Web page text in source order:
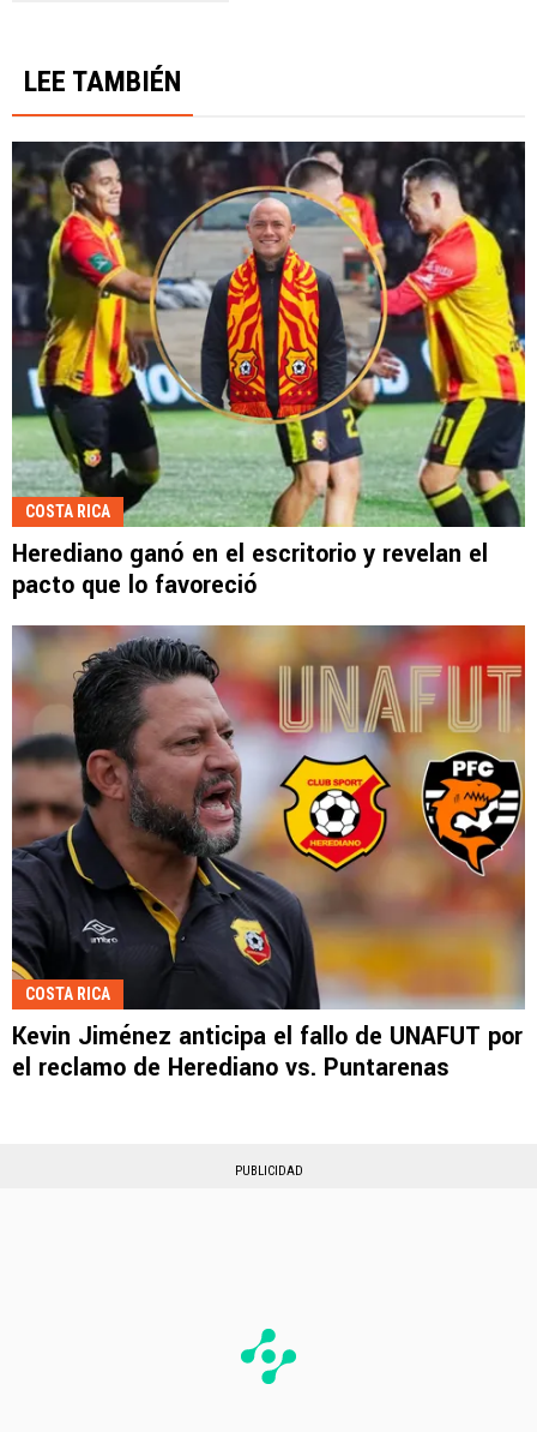
LEE TAMBIÉN
COSTA RICA
Herediano ganó en el escritorio y revelan el
pacto que lo favoreció
COSTA RICA
Kevin Jiménez anticipa el fallo de UNAFUT por
el reclamo de Herediano vs. Puntarenas
PUBLICIDAD